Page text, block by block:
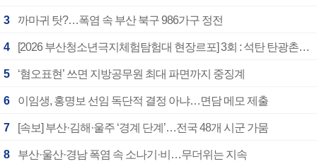
3 까마귀 탓?…폭염 속 부산 북구 986가구 정전
4 [2026 부산청소년극지체험탐험대 현장르포] 3회 : 석탄 탄광촌에서 북극 연구의 중심지로
5 ‘혐오표현’ 쓰면 지방공무원 최대 파면까지 중징계
6 이임생, 홍명보 선임 독단적 결정 아냐…면담 메모 제출
7 [속보] 부산·김해·울주 ‘경계 단계’…전국 48개 시군 가뭄
8 부산·울산·경남 폭염 속 소나기·비…무더위는 지속